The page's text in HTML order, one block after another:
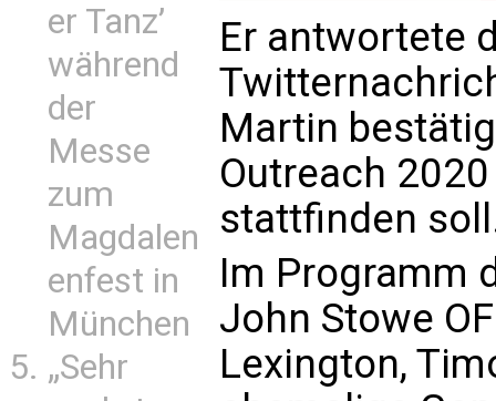
er Tanz’
während
der
Messe
zum
Magdalen
enfest in
München
„Sehr
Er antwortete
Martin
Outreach
stattfinden
Im Programm
John Stowe
Lexington,